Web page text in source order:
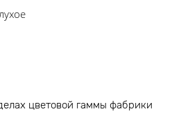
цветовой гаммы фабрики